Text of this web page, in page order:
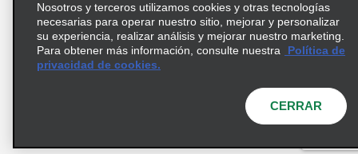
Términos de uso
Política de privacidad
Política de cookies
Información de Salud del Consumidor
© 2026 Enterprise Holdings, Inc. Todos los derechos
Nosotros y terceros utilizamos cookies y otras tecnologías
necesarias para operar nuestro sitio, mejorar y personalizar
su experiencia, realizar análisis y mejorar nuestro marketing.
Para obtener más información, consulte nuestra
Política de
privacidad de cookies.
CERRAR